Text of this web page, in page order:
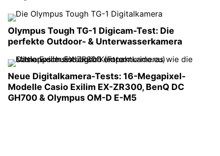
Olympus Tough TG-1 Digicam-Test: Die
perfekte Outdoor- & Unterwasserkamera
Neue Digitalkamera-Tests: 16-Megapixel-
Modelle Casio Exilim EX-ZR300, BenQ DC
GH700 & Olympus OM-D E-M5